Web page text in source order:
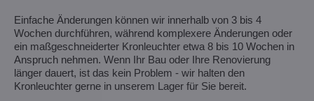
Einfache Änderungen können wir innerhalb von 3 bis 4
Wochen durchführen, während komplexere Änderungen oder
ein maßgeschneiderter Kronleuchter etwa 8 bis 10 Wochen in
Anspruch nehmen. Wenn Ihr Bau oder Ihre Renovierung
länger dauert, ist das kein Problem - wir halten den
Kronleuchter gerne in unserem Lager für Sie bereit.